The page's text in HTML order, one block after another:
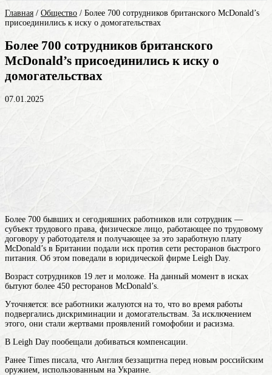
Главная / Общество / Более 700 сотрудников британского McDonald’s
присоединились к иску о домогательствах
Более 700 сотрудников британского
McDonald’s присоединились к иску о
домогательствах
07.01.2025
Более 700 бывших и сегодняшних работников или сотрудник —
субъект трудового права, физическое лицо, работающее по трудовому
договору у работодателя и получающее за это заработную плату
McDonald’s в Британии подали иск против сети ресторанов быстрого
питания. Об этом поведали в юридической фирме Leigh Day.
Возраст сотрудников 19 лет и моложе. На данный момент в исках
бытуют более 450 ресторанов McDonald’s.
Уточняется: все работники жалуются на то, что во время работы
подвергались дискриминации и домогательствам. За исключением
этого, они стали жертвами проявлений гомофобии и расизма.
В Leigh Day пообещали добиваться компенсации.
Ранее Times писала, что Англия беззащитна перед новым российским
оружием, использованным на Украине.